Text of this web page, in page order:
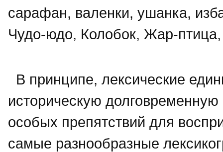
сарафан, валенки, ушанка,
Чудо-юдо, Колобок, Жар-
В принципе, лексические
историческую
особых препятствий для
самые разнообразные